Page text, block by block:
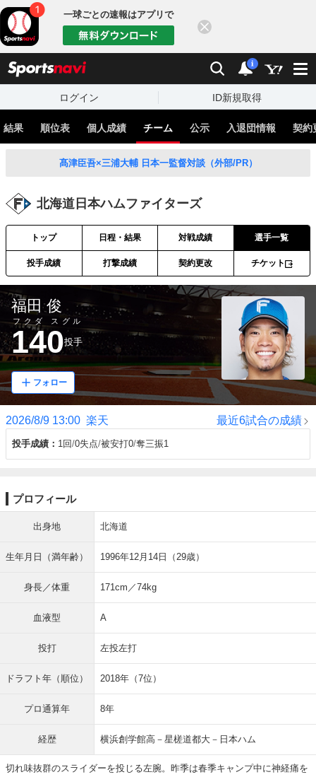
一球ごとの速報はアプリで
検索 通知
i
ログイン ID新規取得
結果 順位表 個人成績 チーム 公示 入退団情報 契約
髙津臣吾×三浦大輔 日本一監督対談（外部/PR）
北海道日本ハムファイターズ
トップ 日程・結果 対戦成績 選手一覧
投手成績 打撃成績 契約更改 チケット
福田 俊
フクダ スグル
140投手
フォロー
2026/8/9 13:00 楽天
投手成績 1回 0失点 被安打0 奪三振1
最近6試合の成績
プロフィール
出身地 北海道
生年月日（満年齢） 1996年12月14日（29歳）
身長／体重 171cm／74kg
血液型 A
投打 左投左打
ドラフト年（順位） 2018年（7位）
プロ通算年 8年
経歴 横浜創学館高－星槎道都大－日本ハム
切れ味抜群のスライダーを投じる左腕。昨季は春季キャンプ中に神経痛を